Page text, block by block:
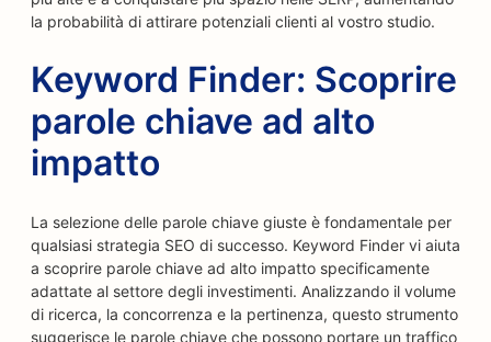
la probabilità di attirare potenziali clienti al vostro studio.
Keyword Finder: Scoprire
parole chiave ad alto
impatto
La selezione delle parole chiave giuste è fondamentale per
qualsiasi strategia SEO di successo. Keyword Finder vi aiuta
a scoprire parole chiave ad alto impatto specificamente
adattate al settore degli investimenti. Analizzando il volume
di ricerca, la concorrenza e la pertinenza, questo strumento
suggerisce le parole chiave che possono portare un traffico